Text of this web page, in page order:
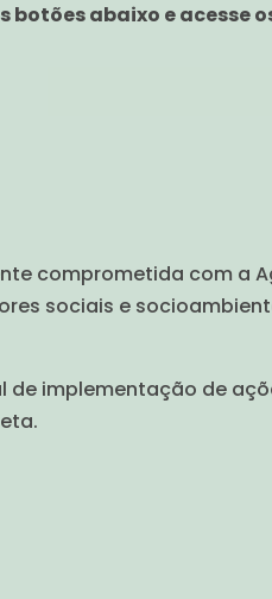
botões abaixo e acesse
comprometida com a
sociais e
implementação de